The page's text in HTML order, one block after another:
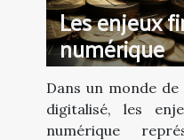
Les enjeux
numérique
Dans un monde
digitalisé, les
numérique